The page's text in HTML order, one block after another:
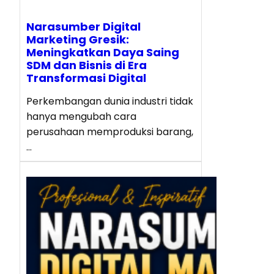
Narasumber Digital
Marketing Gresik:
Meningkatkan Daya Saing
SDM dan Bisnis di Era
Transformasi Digital
Perkembangan dunia industri tidak
hanya mengubah cara
perusahaan memproduksi barang,
…